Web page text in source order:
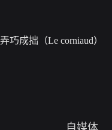
弄巧成拙（Le corniaud）
自媒体